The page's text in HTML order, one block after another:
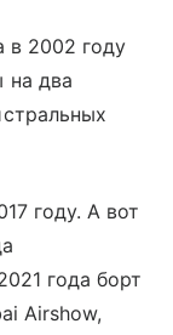
в 2002 году
на два
году. А вот
года борт
Airshow,